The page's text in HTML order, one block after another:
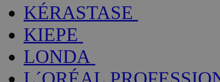
KÉRASTASE
KIEPE
LONDA